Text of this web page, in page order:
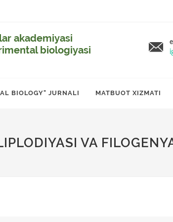
akademiyasi
biologiyasi
BIOLOGY" JURNALI MATBUOT XIZMATI
VA